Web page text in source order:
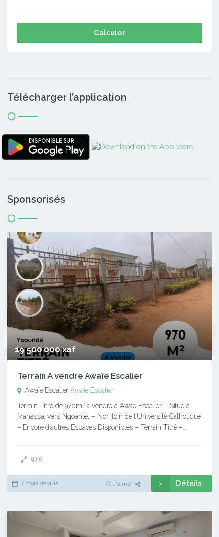
Calculer
Télécharger l’application
Sponsorisés
19 500 000 xaf
Terrain A vendre Awaïe Escalier
Awaïe Escalier Awaïe Escalier
Terrain Titré de 970m² à vendre à Awae Escalier – Situé à
Manassa, vers Ngoantet – Non loin de l’Université Catholique
– Encore d’autres Espaces Disponibles – Terrain Titré –…
970
7 mois depuis J'aime Détails